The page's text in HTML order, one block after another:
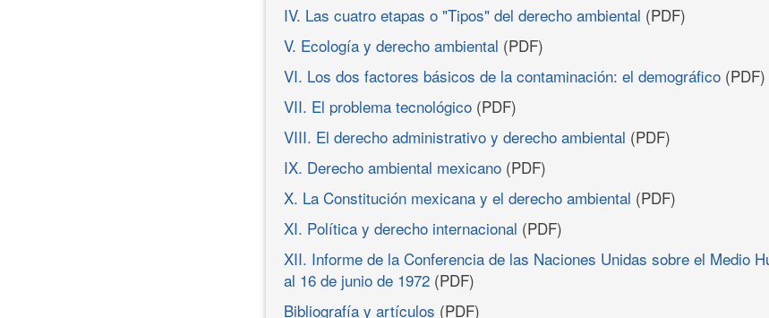
IV. Las cuatro etapas o "Tipos" del derecho ambiental (PDF)
V. Ecología y derecho ambiental (PDF)
VI. Los dos factores básicos de la contaminación: el demográfico (PDF)
VII. El problema tecnológico (PDF)
VIII. El derecho administrativo y derecho ambiental (PDF)
IX. Derecho ambiental mexicano (PDF)
X. La Constitución mexicana y el derecho ambiental (PDF)
XI. Política y derecho internacional (PDF)
XII. Informe de la Conferencia de las Naciones Unidas sobre el Medio
al 16 de junio de 1972 (PDF)
Bibliografía y artículos (PDF)